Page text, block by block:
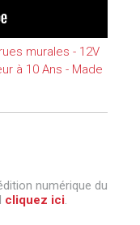
murales - 12V
à 10 Ans - Made
numérique du
cliquez ici.